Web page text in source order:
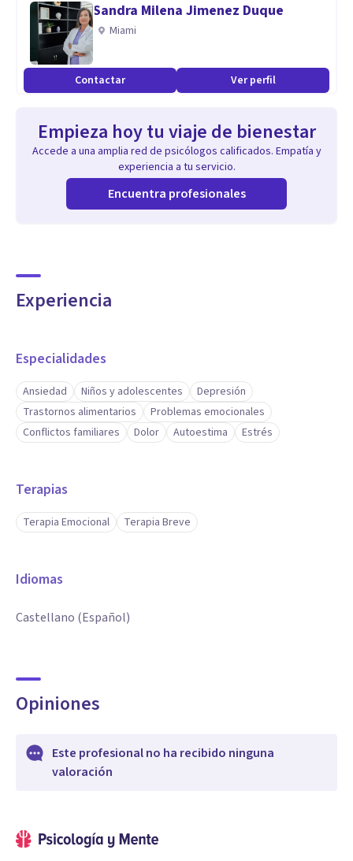
Sandra Milena Jimenez Duque
Miami
Contactar Ver perfil
Empieza hoy tu viaje de bienestar
Accede a una amplia red de psicólogos calificados. Empatía y
experiencia a tu servicio.
Encuentra profesionales
Experiencia
Especialidades
Ansiedad Niños y adolescentes
Depresión
Trastornos alimentarios
Problemas emocionales
Conflictos familiares
Dolor Autoestima Estrés
Terapias
Terapia Emocional Terapia Breve
Idiomas
Castellano (Español)
Opiniones
Este profesional no ha recibido ninguna
valoración